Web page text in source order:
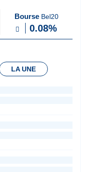
Bourse Bel20
0.08%
LA UNE